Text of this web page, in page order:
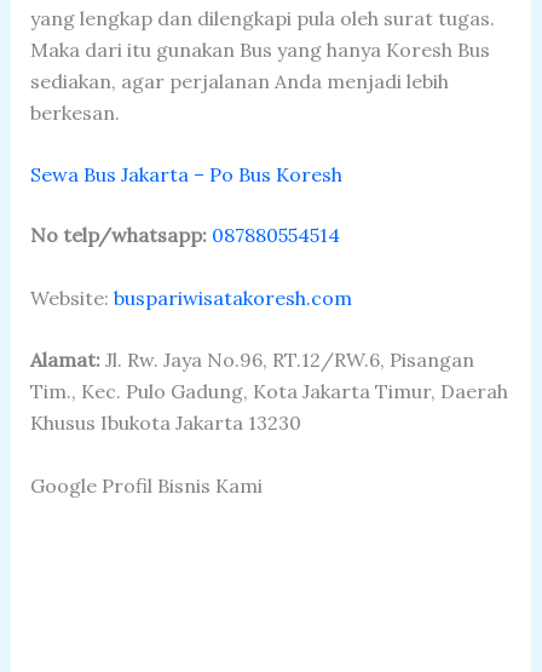
yang lengkap dan dilengkapi pula oleh surat tugas.
Maka dari itu gunakan Bus yang hanya Koresh Bus
sediakan, agar perjalanan Anda menjadi lebih
berkesan.
Sewa Bus Jakarta – Po Bus Koresh
No telp/whatsapp: 087880554514
Website: buspariwisatakoresh.com
Alamat:Jl. Rw. Jaya No.96, RT.12/RW.6, Pisangan
Tim., Kec. Pulo Gadung, Kota Jakarta Timur, Daerah
Khusus Ibukota Jakarta 13230
Google Profil Bisnis Kami